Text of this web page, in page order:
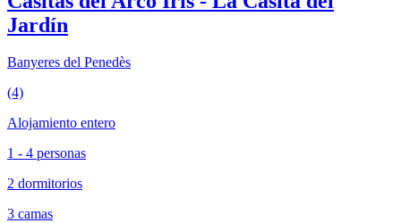
Jardín
Banyeres del Penedès
(4)
Alojamiento entero
1 - 4 personas
2 dormitorios
3 camas